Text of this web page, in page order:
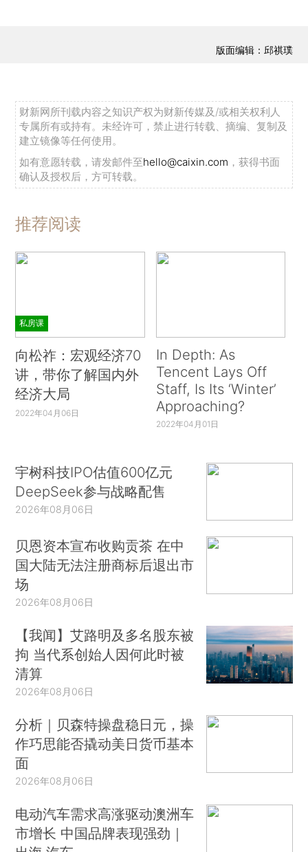
版面编辑：邱祺璞
财新网所刊载内容之知识产权为财新传媒及/或相关权利人
专属所有或持有。未经许可，禁止进行转载、摘编、复制及
建立镜像等任何使用。
如有意愿转载，请发邮件至hello@caixin.com ，获得书面
确认及授权后，方可转载。
推荐阅读
私房课
向松祚：宏观经济70
讲，带你了解国内外
经济大局
2022年04月06日
In Depth: As
Tencent Lays Off
Staff, Is Its ‘Winter’
Approaching?
2022年04月01日
宇树科技IPO估值600亿元
DeepSeek参与战略配售
2026年08月06日
贝恩资本宣布收购贡茶 在中
国大陆无法注册商标后退出市
场
2026年08月06日
【我闻】艾路明及多名股东被
拘 当代系创始人因何此时被
清算
2026年08月06日
分析｜贝森特操盘稳日元，操
作巧思能否撬动美日货币基本
面
2026年08月06日
电动汽车需求高涨驱动澳洲车
市增长 中国品牌表现强劲｜